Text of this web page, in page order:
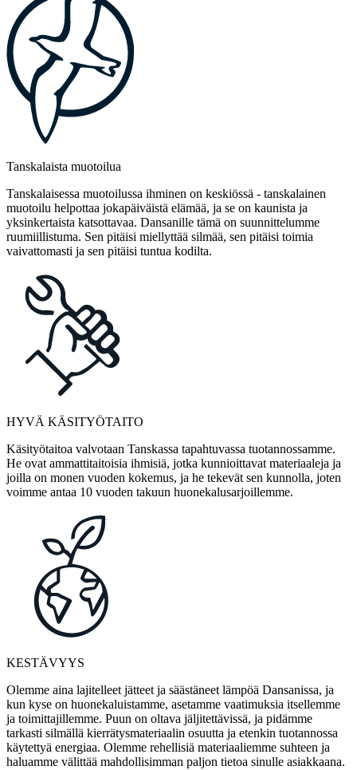
Tanskalaista muotoilua
Tanskalaisessa muotoilussa ihminen on keskiössä - tanskalainen
muotoilu helpottaa jokapäiväistä elämää, ja se on kaunista ja
yksinkertaista katsottavaa. Dansanille tämä on suunnittelumme
ruumiillistuma. Sen pitäisi miellyttää silmää, sen pitäisi toimia
vaivattomasti ja sen pitäisi tuntua kodilta.
HYVÄ KÄSITYÖTAITO
Käsityötaitoa valvotaan Tanskassa tapahtuvassa tuotannossamme.
He ovat ammattitaitoisia ihmisiä, jotka kunnioittavat materiaaleja ja
joilla on monen vuoden kokemus, ja he tekevät sen kunnolla, joten
voimme antaa 10 vuoden takuun huonekalusarjoillemme.
KESTÄVYYS
Olemme aina lajitelleet jätteet ja säästäneet lämpöä Dansanissa, ja
kun kyse on huonekaluistamme, asetamme vaatimuksia itsellemme
ja toimittajillemme. Puun on oltava jäljitettävissä, ja pidämme
tarkasti silmällä kierrätysmateriaalin osuutta ja etenkin tuotannossa
käytettyä energiaa. Olemme rehellisiä materiaaliemme suhteen ja
haluamme välittää mahdollisimman paljon tietoa sinulle asiakkaana.